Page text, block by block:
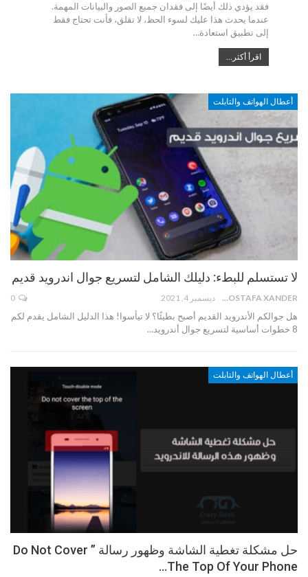
فقد يؤدي ذلك أيضًا إلى فقدان جميع الصور والبيانات المهمة.
عندما يحدث هذا عليك لسوء الحظ، لا تقلق، فأنت تحتاج فقط
إلى تطبيق استعادة…
اقرأ أكثر...
أعطال الهواتف والتابلت
لا تستسلم للبطء: دليلك الشامل لتسريع جوال اندرويد قديم
MOSTAFA XANDER ديسمبر 4, 2021
هل جوالكم الأندرويد القديم أصبح بطيئًا؟ لا تيأسوا! هذا الدليل الشامل يقدم لكم
8 خطوات أساسية لتسريع جوال أندرويد…
أعطال الهواتف والتابلت
حل مشكلة تغطية الشاشة وظهور رسالة ” Do Not Cover
The Top Of Your Phone…